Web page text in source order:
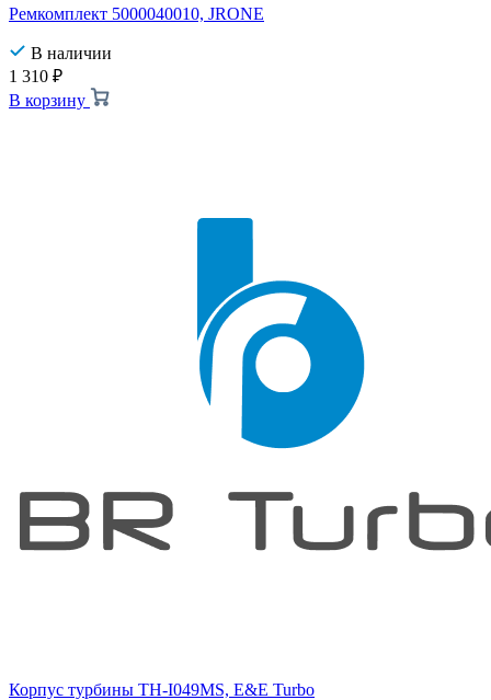
Ремкомплект 5000040010, JRONE
В наличии
1 310 ₽
В корзину
Корпус турбины TH-I049MS, E&E Turbo